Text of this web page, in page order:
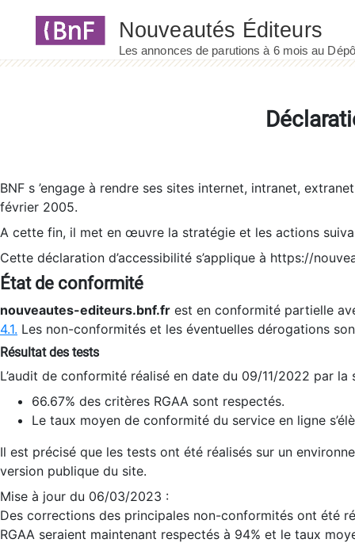
BNF s ’engage à rendre ses sites internet, intranet,
février 2005.
A cette fin, il met en œuvre la stratégie et les actions
Cette déclaration d’accessibilité s’applique à https://
État de conformité
nouveautes-editeurs.bnf.fr est en conformité partielle
4.1. Les non-conformités et les éventuelles dérogations
Résultat des tests
L’audit de conformité réalisé en date du 09/11/2022 par
66.67% des critères RGAA sont respectés.
Le taux moyen de conformité du service en ligne
Il est précisé que les tests ont été réalisés sur un
version publique du site.
Mise à jour du 06/03/2023 :
Des corrections des principales non-conformités ont été
RGAA seraient maintenant respectés à 94% et le taux